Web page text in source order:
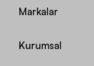
Markalar
Kurumsal